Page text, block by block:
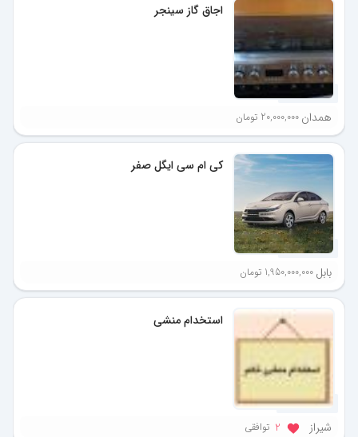
5 ماه پیش
اجاق گاز سینجر
همدان 20,000,000 تومان
5 ماه پیش
کی ام سی ایگل صفر
بابل 1,950,000,000 تومان
10 ماه پیش
استخدام منشی
شیراز 2 توافقی